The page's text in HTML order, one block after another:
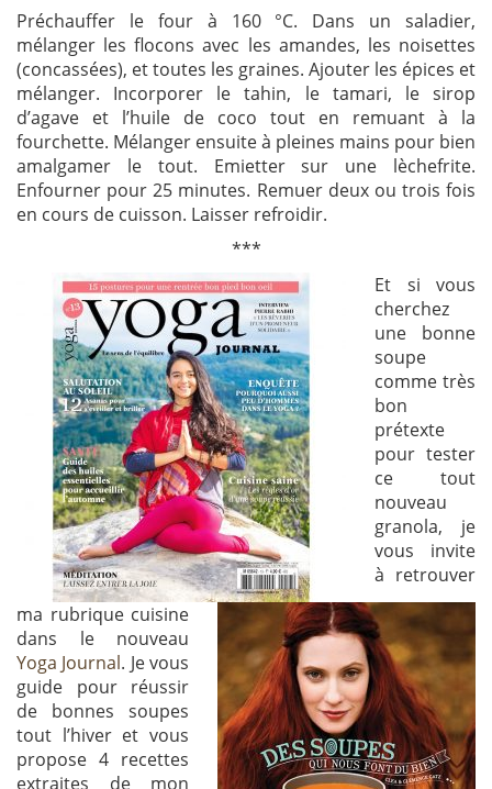
Préchauffer le four à 160 °C. Dans un saladier,
mélanger les flocons avec les amandes, les noisettes
(concassées), et toutes les graines. Ajouter les épices et
mélanger. Incorporer le tahin, le tamari, le sirop
d’agave et l’huile de coco tout en remuant à la
fourchette. Mélanger ensuite à pleines mains pour bien
amalgamer le tout. Emietter sur une lèchefrite.
Enfourner pour 25 minutes. Remuer deux ou trois fois
en cours de cuisson. Laisser refroidir.
***
Et si vous
cherchez
une bonne
soupe
comme très
bon
prétexte
pour tester
ce tout
nouveau
granola, je
vous invite
à retrouver
ma rubrique cuisine
dans le nouveau
Yoga Journal. Je vous
guide pour réussir
de bonnes soupes
tout l’hiver et vous
propose 4 recettes
extraites de mon